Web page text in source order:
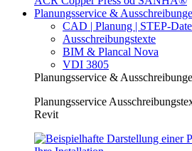
Planungsservice &
CAD | Planung | STEP-
Ausschreibungstexte
BIM & Plancal Nova
VDI 3805
Planungsservice &
Planungsservice
Revit